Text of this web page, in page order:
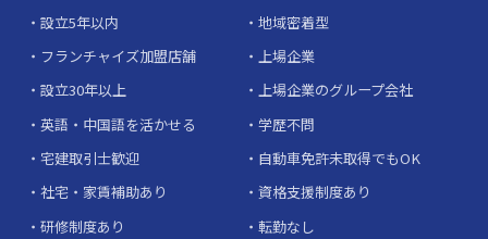
設立5年以内
地域密着型
フランチャイズ加盟店舗
上場企業
設立30年以上
上場企業のグループ会社
英語・中国語を活かせる
学歴不問
宅建取引士歓迎
自動車免許未取得でもOK
社宅・家賃補助あり
資格支援制度あり
研修制度あり
転勤なし